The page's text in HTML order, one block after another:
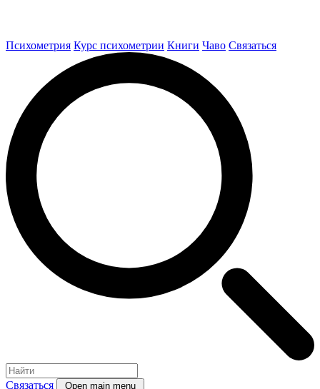
Психометрия Курс психометрии Книги Чаво Связаться
Связаться Open main menu